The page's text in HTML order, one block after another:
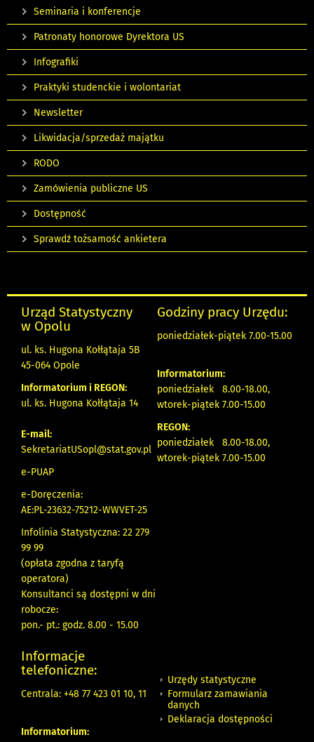
Seminaria i konferencje
Patronaty honorowe Dyrektora US
Infografiki
Praktyki studenckie i wolontariat
Newsletter
Likwidacja/sprzedaż majątku
RODO
Zamówienia publiczne US
Dostępność
Sprawdź tożsamość ankietera
Urząd Statystyczny
w Opolu
ul. ks. Hugona Kołłątaja 5B
45-064 Opole
Informatorium i REGON:
ul. ks. Hugona Kołłątaja 14
E-mail:
SekretariatUSopl@stat.gov.pl
e-PUAP
e-Doręczenia:
AE:PL-23632-75212-WWVET-25
Infolinia Statystyczna: 22 279
99 99
(opłata zgodna z taryfą
operatora)
Konsultanci są dostępni w dni
robocze:
pon.- pt.: godz. 8.00 - 15.00
Godziny pracy Urzędu:
poniedziałek-piątek 7.00-15.00
Informatorium:
poniedziałek 8.00-18.00,
wtorek-piątek 7.00-15.00
REGON:
poniedziałek 8.00-18.00,
wtorek-piątek 7.00-15.00
Informacje
telefoniczne:
Centrala: +48 77 423 01 10, 11
Informatorium:
Urzędy statystyczne
Formularz zamawiania
danych
Deklaracja dostępności